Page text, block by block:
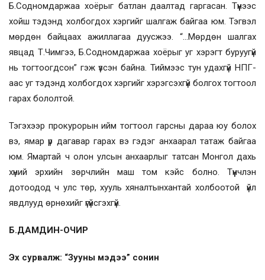
Б.Содномдаржаа хоёрыг батлан даалтад гаргасан. Түүнээс
хойш тэдэнд холбогдох хэргийг шалгаж байгаа юм. Тэгвэл
мөрдөн байцаах ажиллагаа дуусжээ. “...Мөрдөн шалгах
явцад Т.Чимгээ, Б.Содномдаржаа хоёрыг уг хэрэгт буруугүй
нь тогтоогдсон” гэж үзсэн байна. Тиймээс тун удахгүй НПГ-
аас уг тэдэнд холбогдох хэргийг хэрэгсэхгүй болгох тогтоол
гарах бололтой.
Тэгэхээр прокурорын ийм тогтоол гарсны дараа юу болох
вэ, ямар үр дагавар гарах вэ гэдэг анхаарал татаж байгаа
юм. Ямартай ч олон улсын анхаарлыг татсан Монгол дахь
хүний эрхийн зөрчлийн маш том кэйс болно. Түүнчлэн
дотоодод ч улс төр, хууль хяналтынхантай холбоотой үйл
явдлууд өрнөхийг үгүйсгэхгүй.
Б.ДАМДИН-ОЧИР
Эх сурвалж: “Зууны мэдээ” сонин